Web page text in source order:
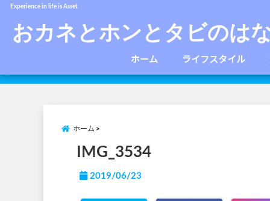
Experience in life is Asset
おカネとホンとタビのは
ホーム ライフスタイル
ホーム
IMG_3534
2019/06/23